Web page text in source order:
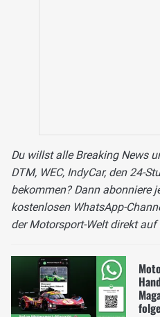
Du willst alle Breaking News
DTM, WEC, IndyCar, den 24-
bekommen? Dann abonniere
kostenlosen WhatsApp-
der Motorsport-Welt direkt auf